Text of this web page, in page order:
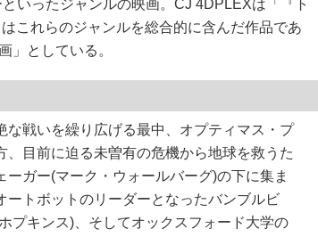
いったジャンルの映画。CJ 4DPLEXは「『ト
これらのジャンルを総合的に含んだ作品であ
」としている。
な戦いを繰り広げる最中、オプティマス・プ
、目前に迫る未曽有の危機から地球を救うた
ガー(マーク・ウォールバーグ)の下に集ま
ートボットのリーダーとなったバンブルビ
プキンス)、そしてオックスフォード大学の